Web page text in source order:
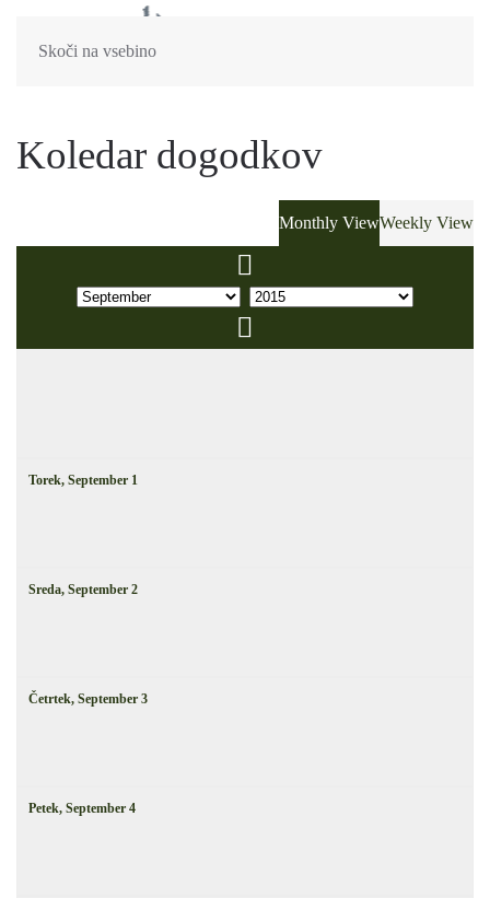
Skoči na vsebino
Koledar dogodkov
Monthly ViewWeekly View
Torek, September 1
Sreda, September 2
Četrtek, September 3
Petek, September 4